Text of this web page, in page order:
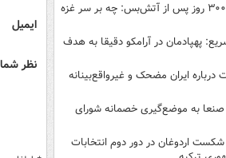
بررسی ۳۰۰ روز پس از آتش‌بس: چه بر سر غزه
پهپادمان در آرامکو دقیقا به هدف
درباره ایران مضحک و غیرواقع‌بینانه
به موضع‌گیری خصمانه شورای
شکست اردوغان در دور دوم انتخابات
ایمیل
نظر